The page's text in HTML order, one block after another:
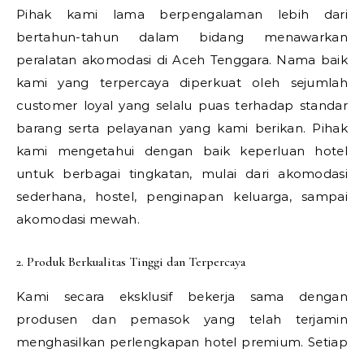
Pihak kami lama berpengalaman lebih dari
bertahun-tahun dalam bidang menawarkan
peralatan akomodasi di Aceh Tenggara. Nama baik
kami yang terpercaya diperkuat oleh sejumlah
customer loyal yang selalu puas terhadap standar
barang serta pelayanan yang kami berikan. Pihak
kami mengetahui dengan baik keperluan hotel
untuk berbagai tingkatan, mulai dari akomodasi
sederhana, hostel, penginapan keluarga, sampai
akomodasi mewah.
2. Produk Berkualitas Tinggi dan Terpercaya
Kami secara eksklusif bekerja sama dengan
produsen dan pemasok yang telah terjamin
menghasilkan perlengkapan hotel premium. Setiap